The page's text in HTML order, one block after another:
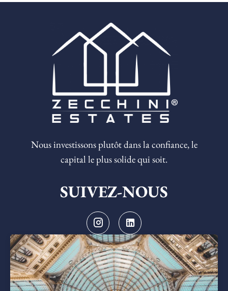
Nous investissons plutôt dans la confiance, le
capital le plus solide qui soit.
SUIVEZ-NOUS